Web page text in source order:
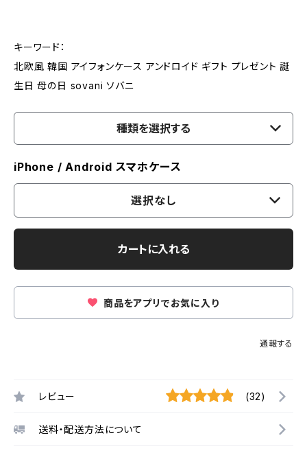
キーワード：
北欧風 韓国 アイフォンケース アンドロイド ギフト プレゼント 誕
生日 母の日 sovani ソバニ
種類を選択する
iPhone / Android スマホケース
選択なし
カートに入れる
商品をアプリでお気に入り
通報する
レビュー (32)
送料・配送方法について